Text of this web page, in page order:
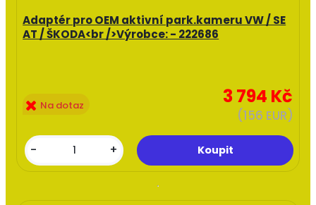
Adaptér pro OEM aktivní park.kameru VW / SE
AT / ŠKODA<br />Výrobce: - 222686
3 794 Kč
(156 EUR)
Na dotaz
- +